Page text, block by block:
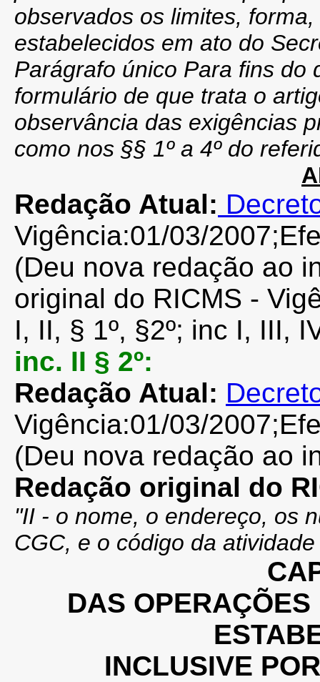
observados os limites,
estabelecidos em ato do
Parágrafo único Para fins do
formulário de que trata o
observância das exigências
como nos §§ 1º a 4º do
Redação Atual:
Vigência:01/03/
(Deu nova redação ao
original do RICMS -
I, II, § 1º, §2º; inc I, III,
inc. II § 2º:
Redação Atual:
Vigência:01/03/
(Deu nova redação ao
Redação original do
"II - o nome, o endereço, os
CGC, e o código da
DAS
INCLUSIVE